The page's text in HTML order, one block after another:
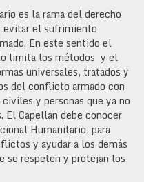
es la rama del derecho
evitar el sufrimiento
En este sentido el
limita los métodos y el
universales, tratados y
del conflicto armado con
y personas que ya no
Capellán debe conocer
Humanitario, para
y ayudar a los demás
se respeten y protejan los